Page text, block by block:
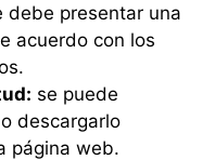
debe presentar una
acuerdo con los
se puede
descargarlo
página web.